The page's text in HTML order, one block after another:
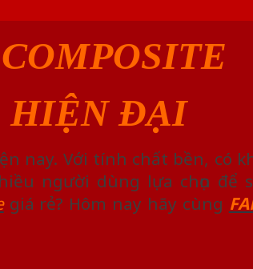
HIỆN ĐẠI
nay. Với tính chất bền, có
người dùng lựa chọn để
giá rẻ? Hôm nay hãy cùng